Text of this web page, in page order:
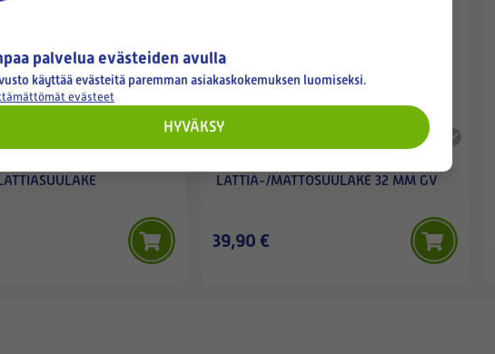
LATTIA-/MATTOSUULAKE 32 MM GV
39,90 €
palvelua evästeiden avulla
käyttää evästeitä paremman asiakaskokemuksen luomiseksi.
evästeet
HYVÄKSY